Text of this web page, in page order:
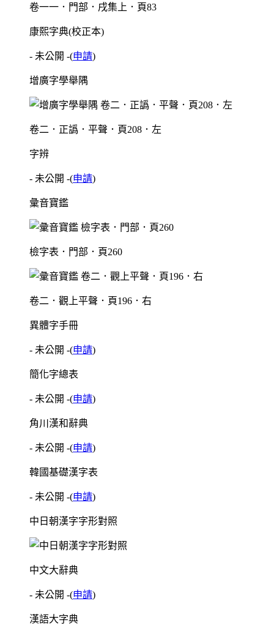
卷一一．門部．戌集上．頁83
康熙字典(校正本)
- 未公開 -(申請)
增廣字學舉隅
卷二．正譌．平聲．頁208．左
字辨
- 未公開 -(申請)
彙音寶鑑
檢字表．門部．頁260
卷二．觀上平聲．頁196．右
異體字手冊
- 未公開 -(申請)
簡化字總表
- 未公開 -(申請)
角川漢和辭典
- 未公開 -(申請)
韓國基礎漢字表
- 未公開 -(申請)
中日朝漢字字形對照
中文大辭典
- 未公開 -(申請)
漢語大字典